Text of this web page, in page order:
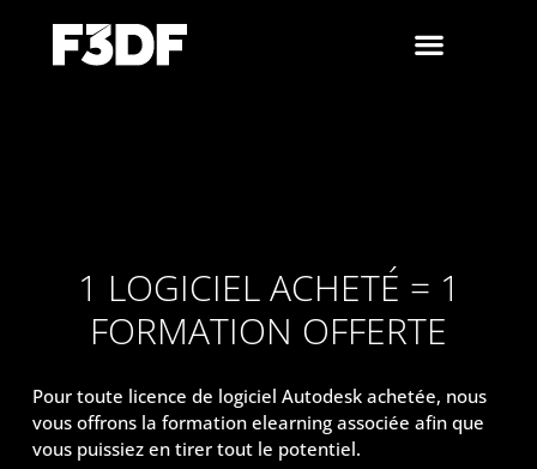
1 LOGICIEL ACHETÉ = 1
FORMATION OFFERTE
Pour toute licence de logiciel Autodesk achetée, nous
vous offrons la formation elearning associée afin que
vous puissiez en tirer tout le potentiel.